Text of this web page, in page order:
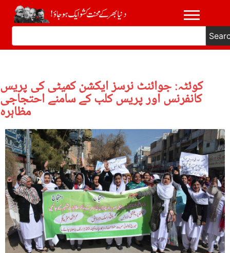
کوئٹہ: جوائنٹ نرسز ایکشن کمیٹی کی پریس
کانفرنس اور پریس کلب کے سامنے احتجاجی
مظاہرہ